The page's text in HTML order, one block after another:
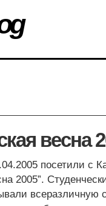
весна
посетили с
2005”.
всеразличную